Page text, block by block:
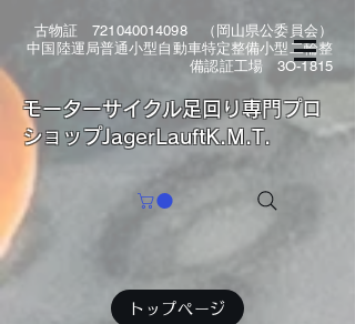
古物証 721040014098（岡山県公委員会）
中国陸運局普通小型自動車特定整備小型二輪整
備認証工場 3O-1815
​モーターサイクル足回り専門プロ
ショップJagerLauftK.M.T.
トップページ